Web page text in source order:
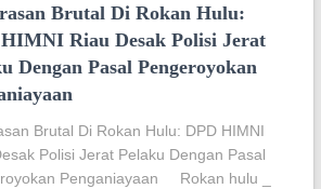
Brutal Di Rokan Hulu:
Riau Desak Polisi Jerat
Dengan Pasal Pengeroyokan
Brutal Di Rokan Hulu: DPD HIMNI
Polisi Jerat Pelaku Dengan Pasal
Penganiayaan Rokan hulu _